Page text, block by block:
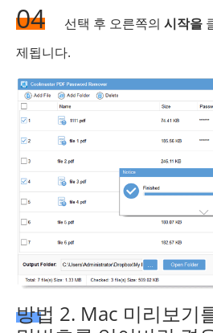
04 선택 후 오른쪽의 시작을
제됩니다.
방법 2. Mac 미리보기